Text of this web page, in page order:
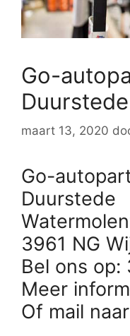
Go-
Duurstede
maart 13, 2020
Go-
Duurstede
3961 NG
Bel ons
Meer
Of mail